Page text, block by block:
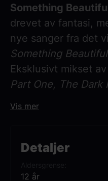
Detaljer
12 år
Something
drevet av fantasi,
nye sanger fra det
Something Beautiful
Eksklusivt mikset
Part One, The Dark
Produsert av Miley
Rainbow
Vis mer